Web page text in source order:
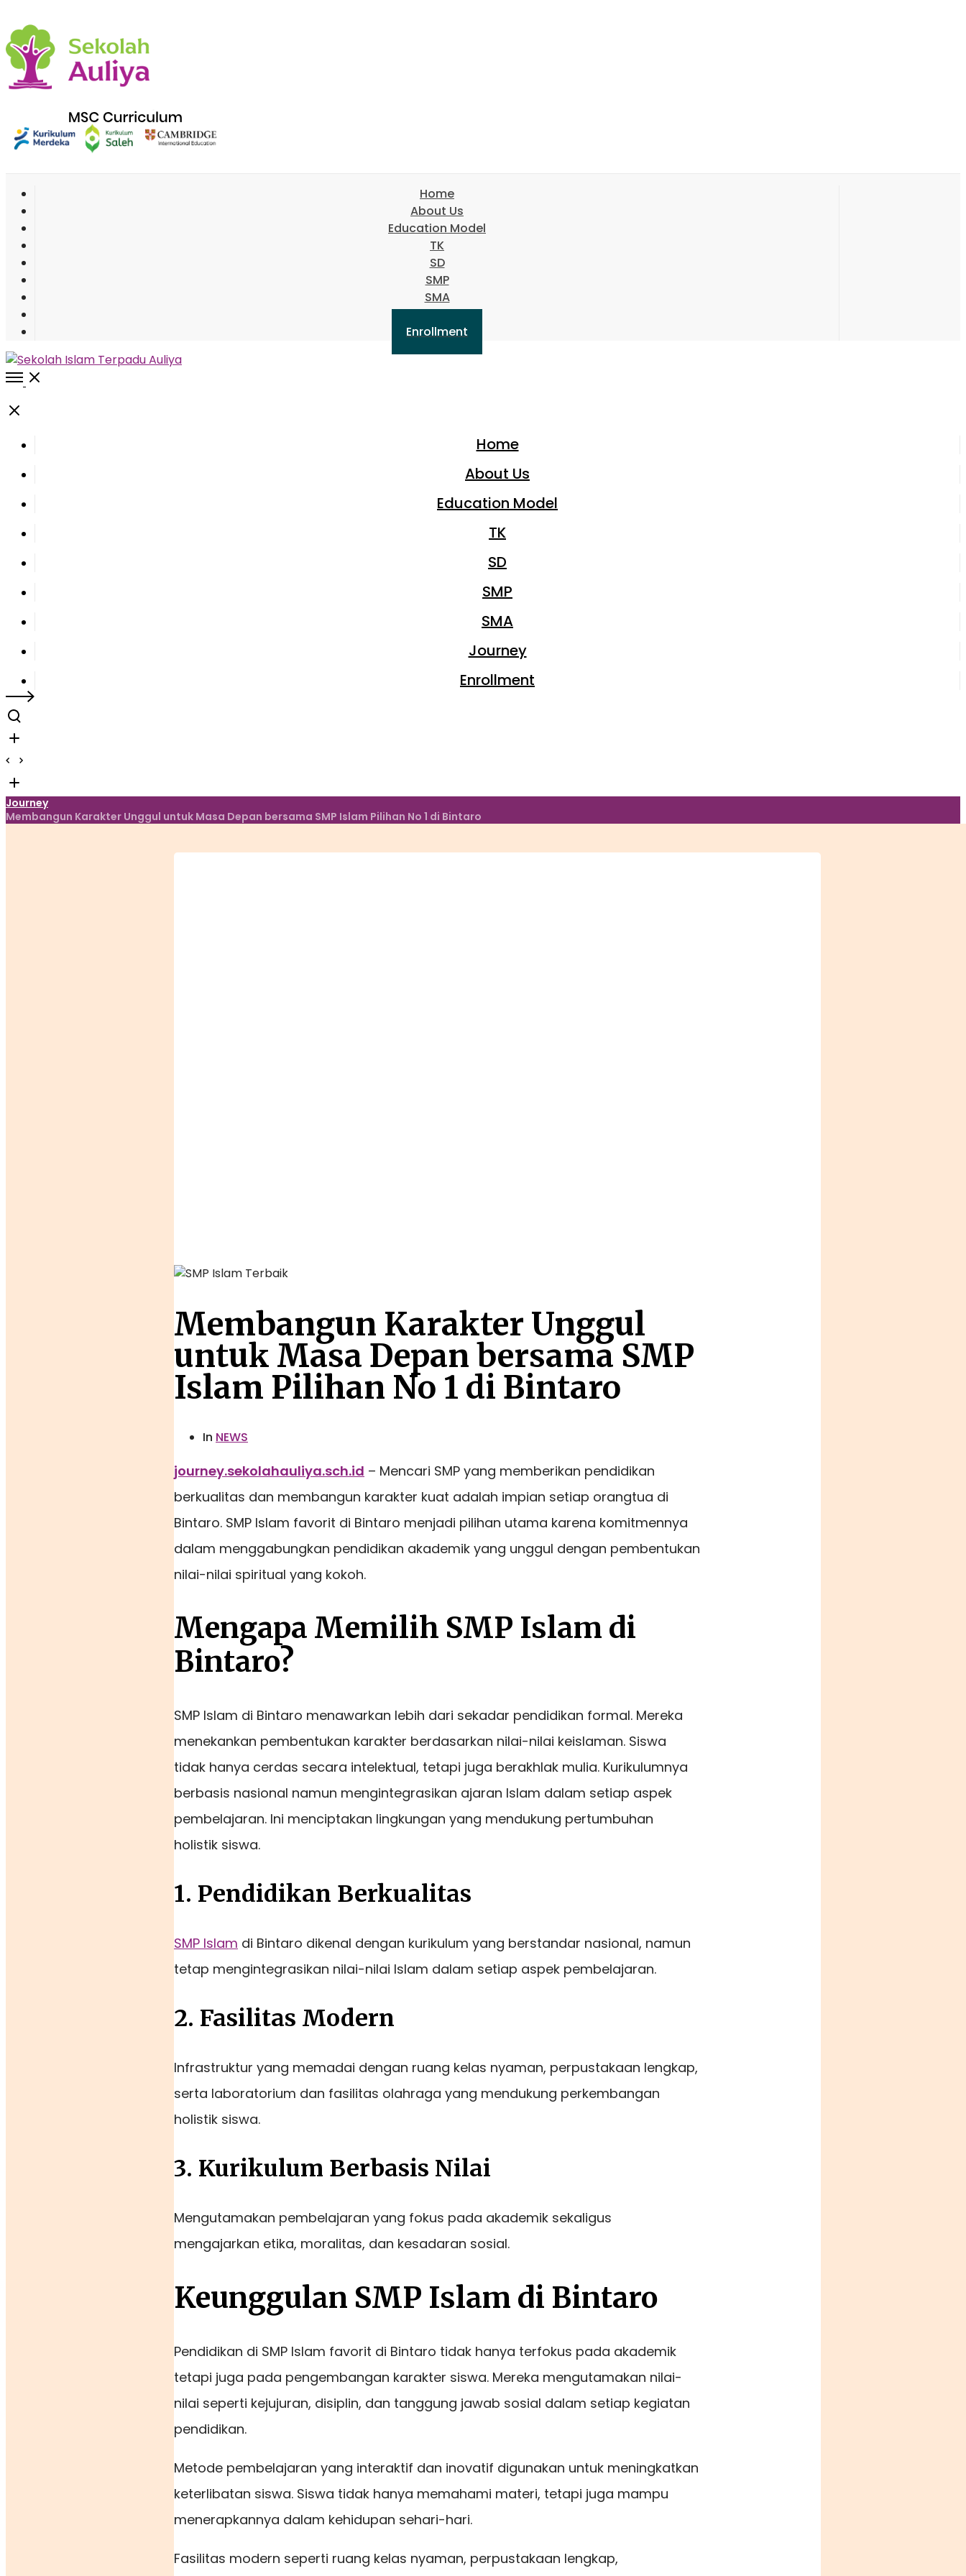
Home
About Us
Education Model
TK
SD
SMP
SMA
Journey
Enrollment
Open
Close
Home
About Us
Education Model
TK
SD
SMP
SMA
Journey
Enrollment
Journey
Membangun Karakter Unggul untuk Masa Depan bersama SMP Islam Pilihan No 1 di Bintaro
Membangun Karakter Unggul
untuk Masa Depan bersama SMP
Islam Pilihan No 1 di Bintaro
In NEWS
journey.sekolahauliya.sch.id – Mencari SMP yang memberikan pendidikan
berkualitas dan membangun karakter kuat adalah impian setiap orangtua di
Bintaro. SMP Islam favorit di Bintaro menjadi pilihan utama karena komitmennya
dalam menggabungkan pendidikan akademik yang unggul dengan pembentukan
nilai-nilai spiritual yang kokoh.
Mengapa Memilih SMP Islam di
Bintaro?
SMP Islam di Bintaro menawarkan lebih dari sekadar pendidikan formal. Mereka
menekankan pembentukan karakter berdasarkan nilai-nilai keislaman. Siswa
tidak hanya cerdas secara intelektual, tetapi juga berakhlak mulia. Kurikulumnya
berbasis nasional namun mengintegrasikan ajaran Islam dalam setiap aspek
pembelajaran. Ini menciptakan lingkungan yang mendukung pertumbuhan
holistik siswa.
1. Pendidikan Berkualitas
SMP Islam di Bintaro dikenal dengan kurikulum yang berstandar nasional, namun
tetap mengintegrasikan nilai-nilai Islam dalam setiap aspek pembelajaran.
2. Fasilitas Modern
Infrastruktur yang memadai dengan ruang kelas nyaman, perpustakaan lengkap,
serta laboratorium dan fasilitas olahraga yang mendukung perkembangan
holistik siswa.
3. Kurikulum Berbasis Nilai
Mengutamakan pembelajaran yang fokus pada akademik sekaligus
mengajarkan etika, moralitas, dan kesadaran sosial.
Keunggulan SMP Islam di Bintaro
Pendidikan di SMP Islam favorit di Bintaro tidak hanya terfokus pada akademik
tetapi juga pada pengembangan karakter siswa. Mereka mengutamakan nilai-
nilai seperti kejujuran, disiplin, dan tanggung jawab sosial dalam setiap kegiatan
pendidikan.
Metode pembelajaran yang interaktif dan inovatif digunakan untuk meningkatkan
keterlibatan siswa. Siswa tidak hanya memahami materi, tetapi juga mampu
menerapkannya dalam kehidupan sehari-hari.
Fasilitas modern seperti ruang kelas nyaman, perpustakaan lengkap,